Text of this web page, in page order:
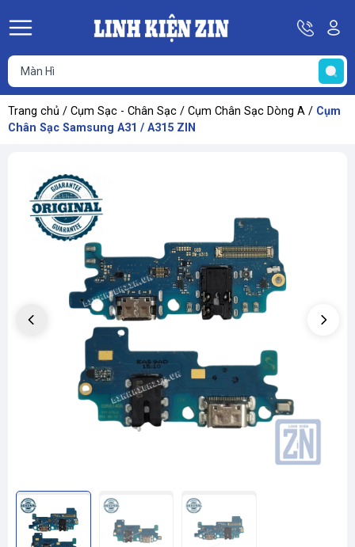
Hotline
08
69
67
68
69
Trang chủ / Cụm Sạc - Chân Sạc / Cụm Chân Sạc Dòng A / Cụm
Chân Sạc Samsung A31 / A315 ZIN